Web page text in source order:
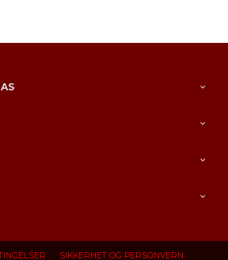
SIKKERHET OG PERSONVERN